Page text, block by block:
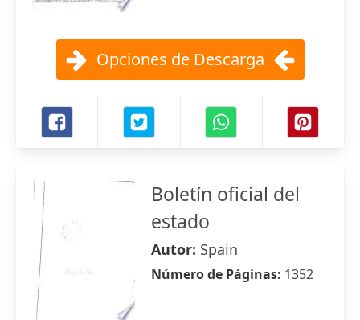
Opciones de Descarga
Boletín oficial del
estado
Autor: Spain
Número de Páginas: 1352